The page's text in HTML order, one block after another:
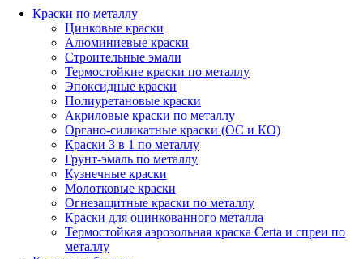
Краски по металлу
Цинковые краски
Алюминиевые краски
Строительные эмали
Термостойкие краски по металлу
Эпоксидные краски
Полиуретановые краски
Акриловые краски по металлу
Органо-силикатные краски (ОС и КО)
Краски 3 в 1 по металлу
Грунт-эмаль по металлу
Кузнечные краски
Молотковые краски
Огнезащитные краски по металлу
Краски для оцинкованного металла
Термостойкая аэрозольная краска Certa и спреи по
металлу